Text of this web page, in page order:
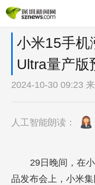
小米15手机
Ultra量产版
2024-10-30 09:23
人工智能朗读：
29日晚间，在
品发布会上，小米